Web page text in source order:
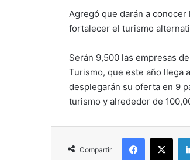
Agregó que darán a
fortalecer el turismo
Serán 9,500 las empresas
Turismo, que este año llega
desplegarán su oferta en 9
turismo y alrededor de
Compartir
Facebook
X